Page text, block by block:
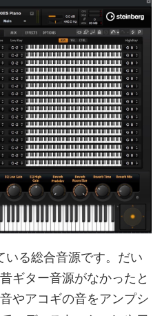
いる総合音源です。だい
ギター音源がなかったと
やアコギの音をアンプシ